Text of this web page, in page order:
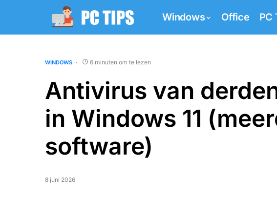
Windows Office PC
WINDOWS 6 minuten om te lezen
Antivirus van
in Windows 11
software)
8 juni 2026